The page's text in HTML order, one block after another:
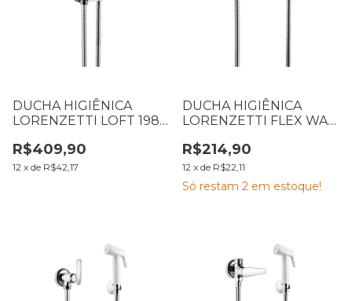
DUCHA HIGIÊNICA
LORENZETTI LOFT 1984
R$409,90
12 x de R$42,17
DUCHA HIGIÊNICA
LORENZETTI FLEX WAY
R$214,90
12 x de R$22,11
Só restam 2 em estoque!